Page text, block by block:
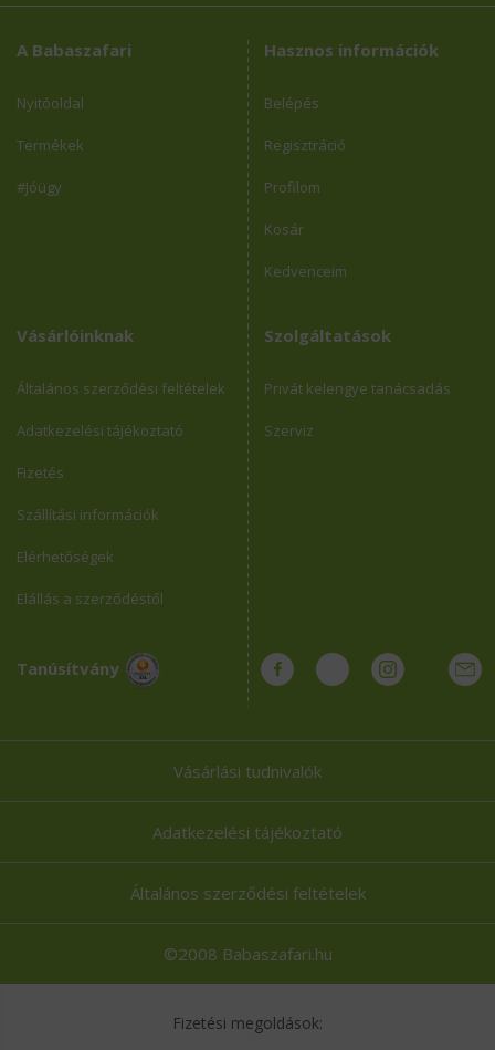
A Babaszafari
Nyitóoldal
Termékek
#Jóügy
Hasznos információk
Belépés
Regisztráció
Profilom
Kosár
Kedvenceim
Vásárlóinknak
Általános szerződési feltételek
Adatkezelési tájékoztató
Fizetés
Szállítási információk
Elérhetőségek
Elállás a szerződéstől
Szolgáltatások
Privát kelengye tanácsadás
Szerviz
Tanúsítvány
©2008 Babaszafari.hu
Vásárlási tudnivalók
Adatkezelési tájékoztató
Általános szerződési feltételek
Fizetési megoldások: